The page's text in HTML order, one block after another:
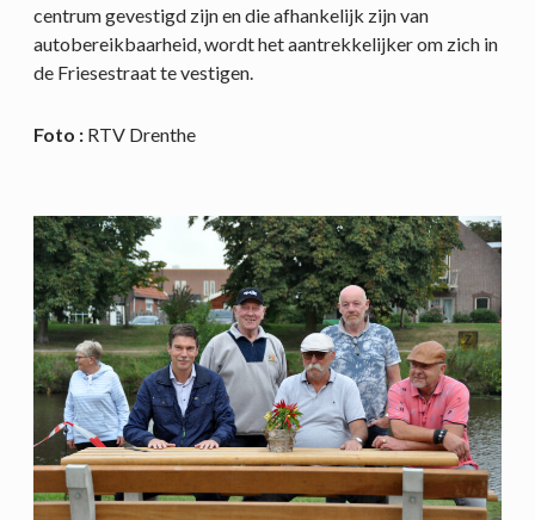
centrum gevestigd zijn en die afhankelijk zijn van
autobereikbaarheid, wordt het aantrekkelijker om zich in
de Friesestraat te vestigen.
Foto : RTV Drenthe